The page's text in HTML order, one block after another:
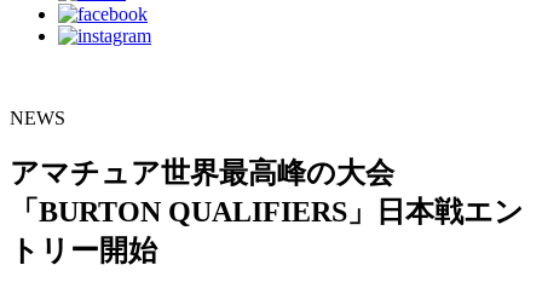
NEWS
アマチュア世界最高峰の大会
「BURTON QUALIFIERS」日本戦エン
トリー開始